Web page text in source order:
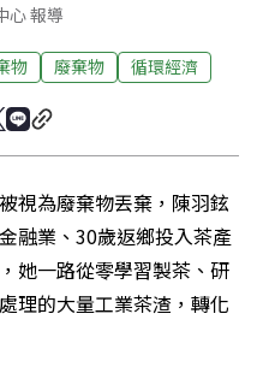
心 報導
物 廢棄物 循環經濟
視為廢棄物丟棄，陳羽鉉
融業、30歲返鄉投入茶產
她一路從零學習製茶、研
理的大量工業茶渣，轉化